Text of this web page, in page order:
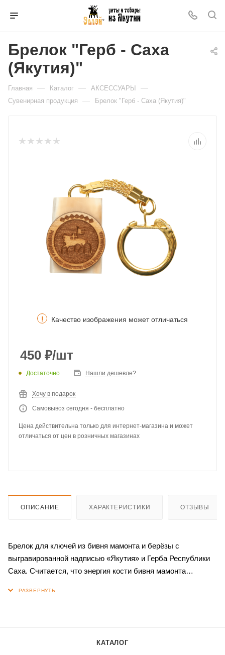
Брелок "Герб - Саха
(Якутия)"
Главная — Каталог — АКСЕССУАРЫ —
Сувенирная продукция — Брелок "Герб - Саха (Якутия)"
! Качество изображения может отличаться
450 ₽/шт
Достаточно Нашли дешевле?
Хочу в подарок
Самовывоз сегодня - бесплатно
Цена действительна только для интернет-магазина и может
отличаться от цен в розничных магазинах
ОПИСАНИЕ ХАРАКТЕРИСТИКИ ОТЗЫВЫ
Брелок для ключей из бивня мамонта и берёзы с
выгравированной надписью «Якутия» и Герба Республики
Саха. Считается, что энергия кости бивня мамонта
КАТАЛОГ